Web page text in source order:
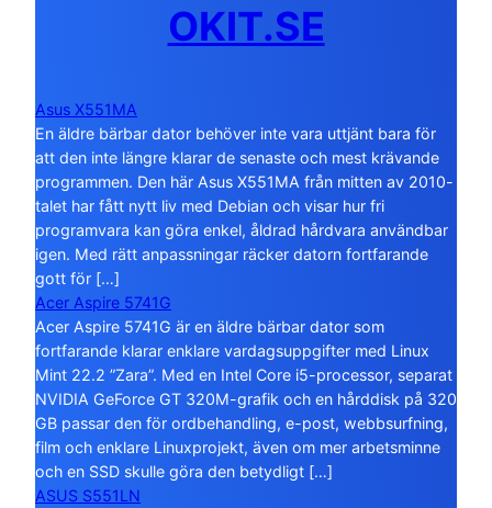
OKIT.SE
Asus X551MA
En äldre bärbar dator behöver inte vara uttjänt bara för
att den inte längre klarar de senaste och mest krävande
programmen. Den här Asus X551MA från mitten av 2010-
talet har fått nytt liv med Debian och visar hur fri
programvara kan göra enkel, åldrad hårdvara användbar
igen. Med rätt anpassningar räcker datorn fortfarande
gott för […]
Acer Aspire 5741G
Acer Aspire 5741G är en äldre bärbar dator som
fortfarande klarar enklare vardagsuppgifter med Linux
Mint 22.2 ”Zara”. Med en Intel Core i5-processor, separat
NVIDIA GeForce GT 320M-grafik och en hårddisk på 320
GB passar den för ordbehandling, e-post, webbsurfning,
film och enklare Linuxprojekt, även om mer arbetsminne
och en SSD skulle göra den betydligt […]
ASUS S551LN